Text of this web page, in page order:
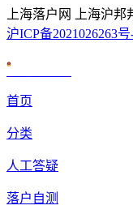
上海落户网 上海沪
沪ICP备2021026263号
首页
分类
人工答疑
落户自测